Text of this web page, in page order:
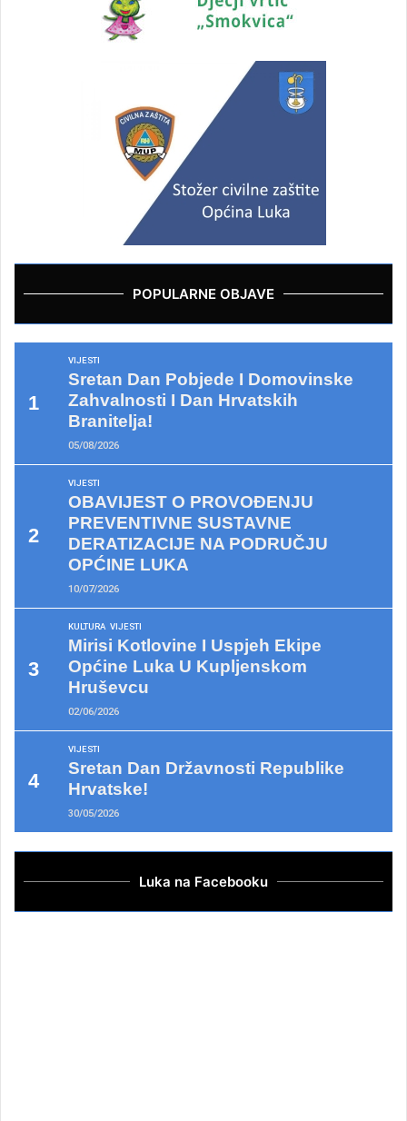
POPULARNE OBJAVE
VIJESTI
Sretan Dan Pobjede I Domovinske
Zahvalnosti I Dan Hrvatskih
Branitelja!
05/08/2026
VIJESTI
OBAVIJEST O PROVOĐENJU
PREVENTIVNE SUSTAVNE
DERATIZACIJE NA PODRUČJU
OPĆINE LUKA
10/07/2026
KULTURA VIJESTI
Mirisi Kotlovine I Uspjeh Ekipe
Općine Luka U Kupljenskom
Hruševcu
02/06/2026
VIJESTI
Sretan Dan Državnosti Republike
Hrvatske!
30/05/2026
Luka na Facebooku